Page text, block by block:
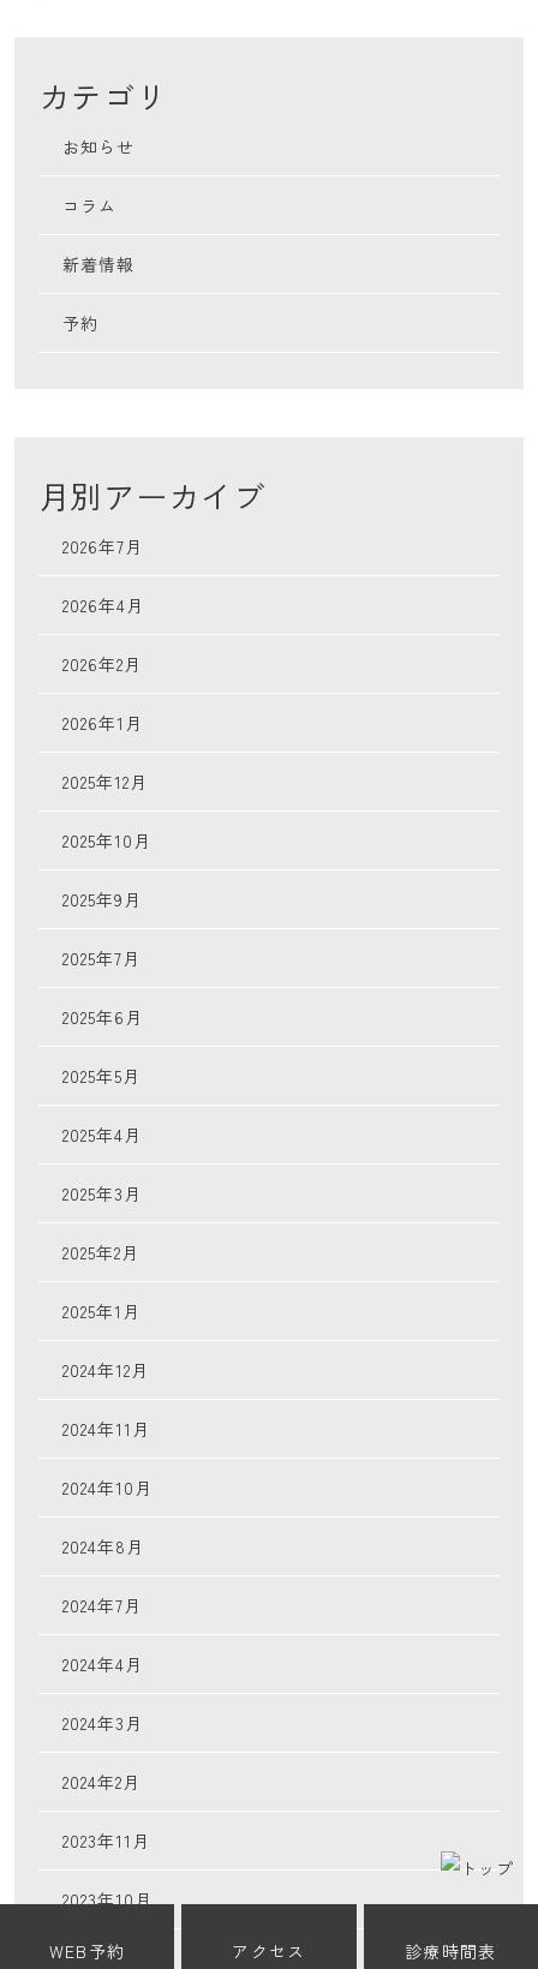
WEB予約 アクセス 診療時間表
カテゴリ
お知らせ
コラム
新着情報
予約
月別アーカイブ
2026年7月
2026年4月
2026年2月
2026年1月
2025年12月
2025年10月
2025年9月
2025年7月
2025年6月
2025年5月
2025年4月
2025年3月
2025年2月
2025年1月
2024年12月
2024年11月
2024年10月
2024年8月
2024年7月
2024年4月
2024年3月
2024年2月
2023年11月
2023年10月
2023年8月